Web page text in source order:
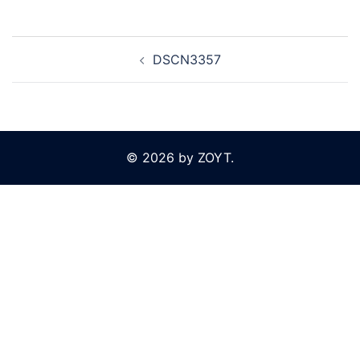
DSCN3357
© 2026 by ZOYT.